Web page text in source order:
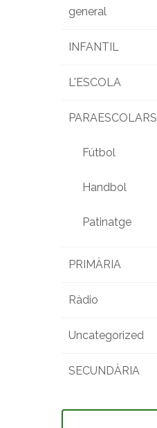
general
INFANTIL
L'ESCOLA
PARAESCOLARS
Fútbol
Handbol
Patinatge
PRIMÀRIA
Ràdio
Uncategorized
SECUNDÀRIA